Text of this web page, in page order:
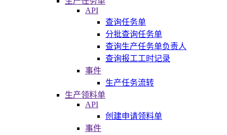
API
查询任务单
分批查询任务单
查询生产任务单负责人
查询报工工时记录
事件
生产任务流转
生产领料单
API
创建申请领料单
事件